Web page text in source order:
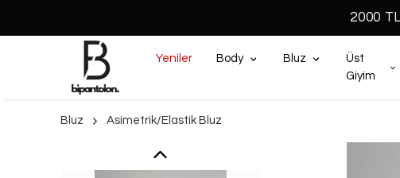
2000
Yeniler Body Bluz
Üst
Giyim
Bluz Asimetrik/Elastik Bluz